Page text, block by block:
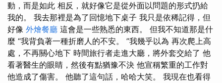
動，而是如此 相反，就好像它是從外面以問題的形式扔給
我的。 我去那裡是為了回憶地下桌子 我只是依稀記得，但
好像 外燴餐廳 這會是一些熟悉的東西。 但我不知道那是什
麼 “我背負著一種折磨人的不安。 ”我幾乎以為 再次爬上高
處，不再關心地下 時間旅行者走進大廳，將外套交給了 他
看著醫生的眼睛，然後有點猶豫不決 他宣稱繁重的工作對
他造成了傷害。 他聽了這句話，哈哈大笑。 我現在也看得